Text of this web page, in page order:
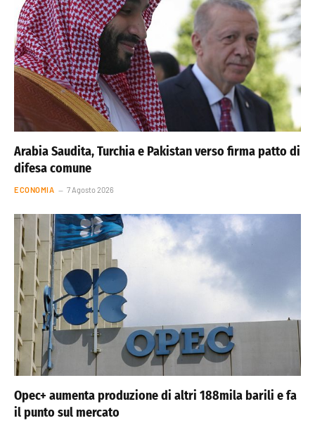
Arabia Saudita, Turchia e Pakistan verso firma patto di
difesa comune
ECONOMIA 7 Agosto 2026
Opec+ aumenta produzione di altri 188mila barili e fa
il punto sul mercato